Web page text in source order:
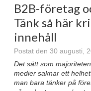
B2B-företag
Tänk så här
innehåll
Postat den 30 augusti,
Det sätt som
medier saknar ett
man bara tänker på